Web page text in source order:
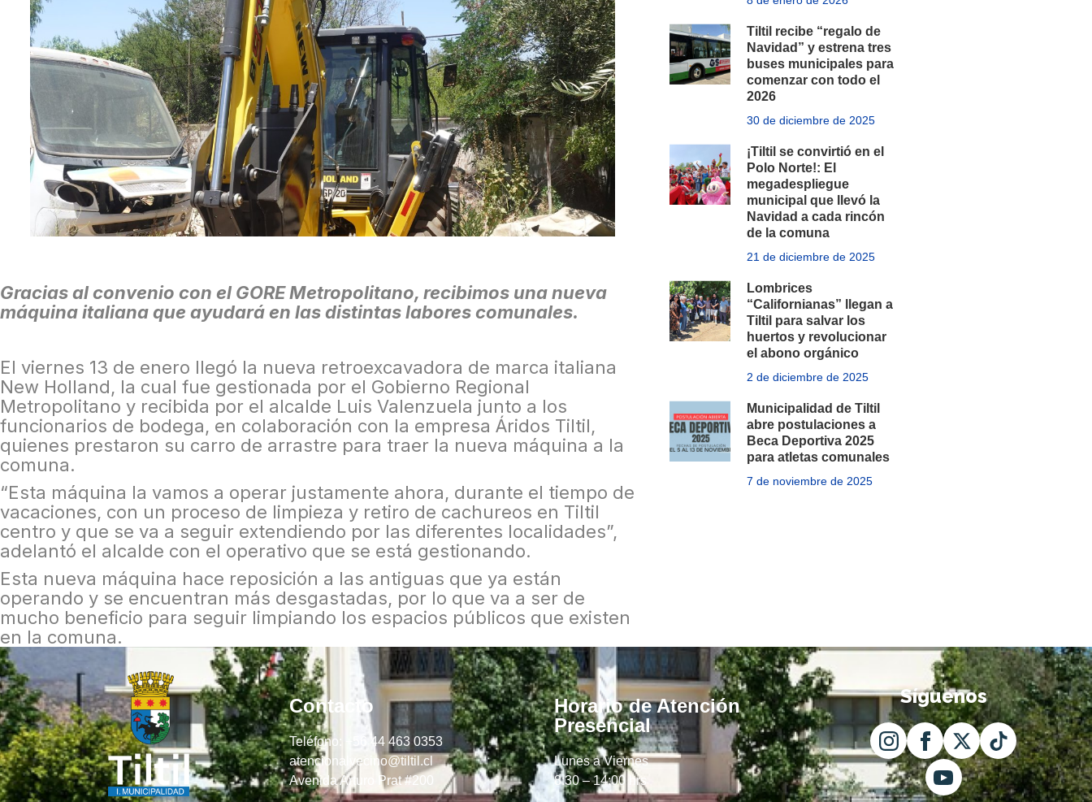
Gracias al convenio con el GORE Metropolitano, recibimos una nueva
máquina italiana que ayudará en las distintas labores comunales.
El viernes 13 de enero llegó la nueva retroexcavadora de marca italiana
New Holland, la cual fue gestionada por el Gobierno Regional
Metropolitano y recibida por el alcalde Luis Valenzuela junto a los
funcionarios de bodega, en colaboración con la empresa Áridos Tiltil,
quienes prestaron su carro de arrastre para traer la nueva máquina a la
comuna.
“Esta máquina la vamos a operar justamente ahora, durante el tiempo de
vacaciones, con un proceso de limpieza y retiro de cachureos en Tiltil
centro y que se va a seguir extendiendo por las diferentes localidades”,
adelantó el alcalde con el operativo que se está gestionando.
Esta nueva máquina hace reposición a las antiguas que ya están
operando y se encuentran más desgastadas, por lo que va a ser de
mucho beneficio para seguir limpiando los espacios públicos que existen
en la comuna.
Tiltil recibe “regalo de
Navidad” y estrena tres
buses municipales para
comenzar con todo el
2026
30 de diciembre de 2025
¡Tiltil se convirtió en el
Polo Norte!: El
megadespliegue
municipal que llevó la
Navidad a cada rincón
de la comuna
21 de diciembre de 2025
Lombrices
“Californianas” llegan a
Tiltil para salvar los
huertos y revolucionar
el abono orgánico
2 de diciembre de 2025
Municipalidad de Tiltil
abre postulaciones a
Beca Deportiva 2025
para atletas comunales
7 de noviembre de 2025
Contacto
Teléfono: +56 44 463 0353
atencionalvecino@tiltil.cl
Avenida Arturo Prat #200
Horario de Atención
Presencial
Lunes a Viernes
8:30 – 14:00 hrs
Síguenos